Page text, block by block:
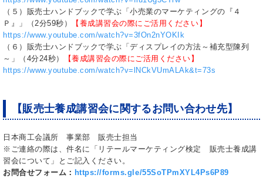
（５）販売士ハンドブックで学ぶ「小売業のマーケティングの『４
Ｐ』」（2分59秒）
【養成講習会の際にご活用ください】
https://www.youtube.com/watch?v=3fOn2nYOKIk
（６）販売士ハンドブックで学ぶ「ディスプレイの方法～補充型陳列
～」（4分24秒）
【養成講習会の際にご活用ください】
https://www.youtube.com/watch?v=lNCkVUmALAk&t=73s
【販売士養成講習会に関するお問い合わせ先】
日本商工会議所 事業部 販売士担当
※ご連絡の際は、件名に「リテールマーケティング検定 販売士養成講
習会について」とご記入ください。
お問合せフォーム： https://forms.gle/55SoTPmXYL4Ps6P89